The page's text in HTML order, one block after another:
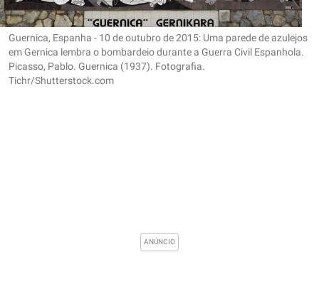
Guernica, Espanha - 10 de outubro de 2015: Uma parede de azulejos
em Gernica lembra o bombardeio durante a Guerra Civil Espanhola.
Picasso, Pablo. Guernica (1937). Fotografia.
Tichr/Shutterstock.com